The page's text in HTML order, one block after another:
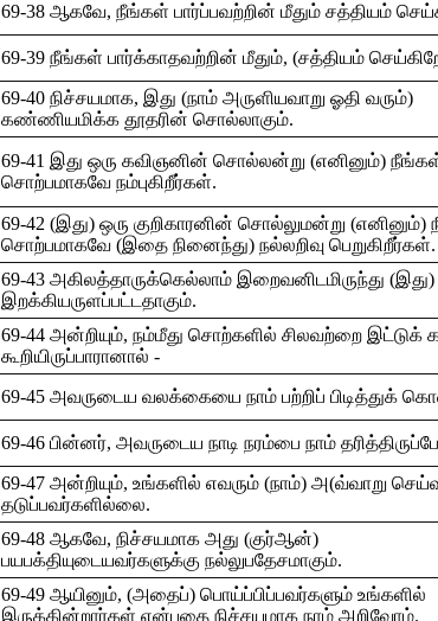
69-38 ஆகவே, நீங்கள் பார்ப்பவற்றின் மீதும் சத்தியம்
69-39 நீங்கள் பார்க்காதவற்றின் மீதும், (சத்தியம்
69-40 நிச்சயமாக, இது (நாம் அருளியவாறு ஓதி வரும்)
கண்ணியமிக்க தூதரின் சொல்லாகும்.
69-41 இது ஒரு கவிஞனின் சொல்லன்று (எனினும்) நீங்கள்
சொற்பமாகவே நம்புகிறீர்கள்.
69-42 (இது) ஒரு குறிகாரனின் சொல்லுமன்று
சொற்பமாகவே (இதை நினைந்து) நல்லறிவு பெறுகிறீர்கள்.
69-43 அகிலத்தாருக்கெல்லாம் இறைவனிடமிருந்து (இது)
இறக்கியருளப்பட்டதாகும்.
69-44 அன்றியும், நம்மீது சொற்களில் சிலவற்றை இட்டுக்
கூறியிருப்பாரானால் -
69-45 அவருடைய வலக்கையை நாம் பற்றிப் பிடித்துக்
69-46 பின்னர், அவருடைய நாடி நரம்பை நாம்
69-47 அன்றியும், உங்களில் எவரும் (நாம்) அ(வ்வாறு
தடுப்பவர்களில்லை.
69-48 ஆகவே, நிச்சயமாக அது (குர்ஆன்)
பயபக்தியுடையவர்களுக்கு நல்லுபதேசமாகும்.
69-49 ஆயினும், (அதைப்) பொய்ப்பிப்பவர்களும் உங்களில்
இருக்கின்றார்கள் என்பதை நிச்சயமாக நாம் அறிவோம்.